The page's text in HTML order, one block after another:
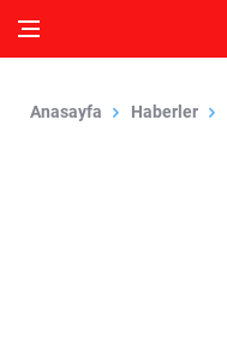
Anasayfa Haberler